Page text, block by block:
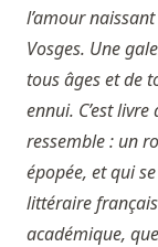
l’amour
Vosges. Une
tous âges et de
ennui. C’est
ressemble : un
épopée, et qui
littéraire
académique,